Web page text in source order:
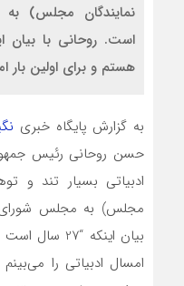
نمایندگان مجلس)
هستم و برای اولین بار
به گزارش پایگاه خبری
حسن روحانی رئیس
ادبیاتی بسیار تند و
مجلس) به مجلس شورای
بیان اینکه
امسال ادبیاتی را